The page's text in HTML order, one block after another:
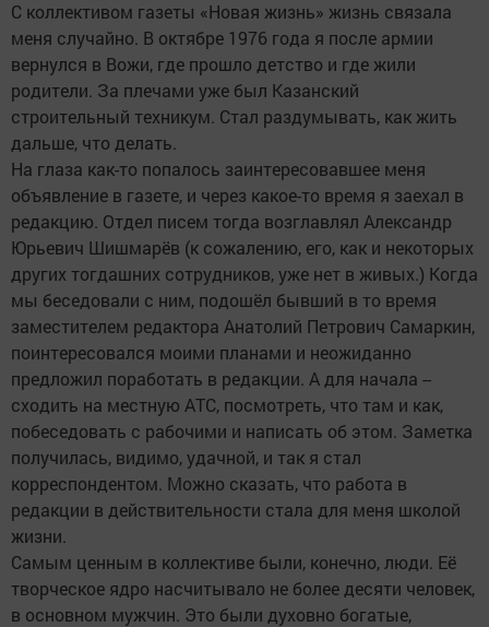
С коллективом газеты «Новая жизнь» жизнь связала
меня случайно. В октябре 1976 года я после армии
вернулся в Вожи, где прошло детство и где жили
родители. За плечами уже был Казанский
строительный техникум. Стал раздумывать, как жить
дальше, что делать.
На глаза как-то попалось заинтересовавшее меня
объявление в газете, и через какое-то время я заехал в
редакцию. Отдел писем тогда возглавлял Александр
Юрьевич Шишмарёв (к сожалению, его, как и некоторых
других тогдашних сотрудников, уже нет в живых.) Когда
мы беседовали с ним, подошёл бывший в то время
заместителем редактора Анатолий Петрович Самаркин,
поинтересовался моими планами и неожиданно
предложил поработать в редакции. А для начала --
сходить на местную АТС, посмотреть, что там и как,
побеседовать с рабочими и написать об этом. Заметка
получилась, видимо, удачной, и так я стал
корреспондентом. Можно сказать, что работа в
редакции в действительности стала для меня школой
жизни.
Самым ценным в коллективе были, конечно, люди. Её
творческое ядро насчитывало не более десяти человек,
в основном мужчин. Это были духовно богатые,